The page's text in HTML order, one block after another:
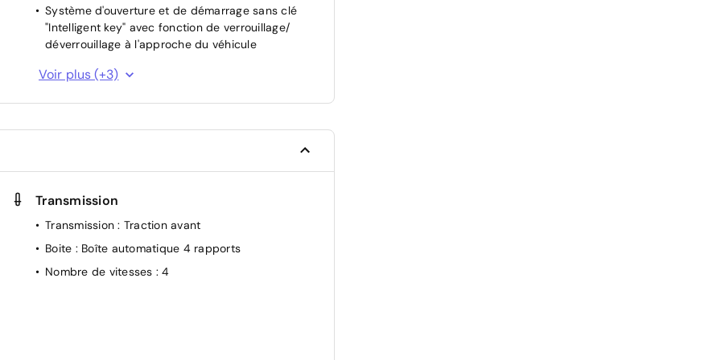
Système d'ouverture et de démarrage sans clé
"Intelligent key" avec fonction de verrouillage/
déverrouillage à l'approche du véhicule
Vitres AV/AR électriques avec mode impulsionnel
côté conducteur et passager
Volant gainé de cuir synthétique
Contrôle de la traction (TCS)
Voir plus (+3)
Transmission
Transmission: Traction avant
Boite : Boîte automatique 4 rapports
Nombre de vitesses : 4